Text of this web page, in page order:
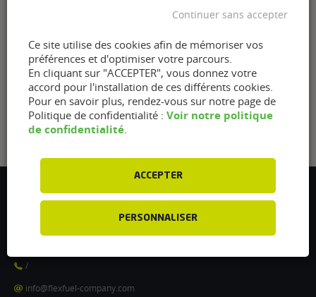
Flexfuel Energy Development
5 avenue des Renardières
77250 Ecuelles
/
info@flexfuel-company.com
Ce site utilise des cookies afin de mémoriser vos
préférences et d'optimiser votre parcours.
En cliquant sur "ACCEPTER", vous donnez votre
accord pour l'installation de ces différents cookies.
Pour en savoir plus, rendez-vous sur notre page de
Politique de confidentialité : Voir notre politique
de confidentialité.
ACCEPTER
PERSONNALISER
Continuer sans accepter